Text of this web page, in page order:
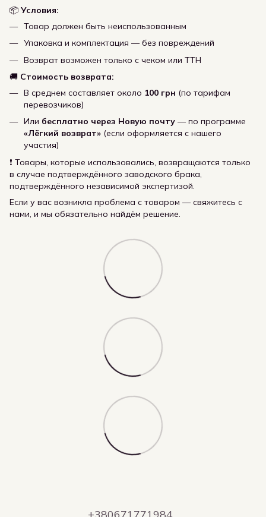
📦 Условия:
Товар должен быть неиспользованным
Упаковка и комплектация — без повреждений
Возврат возможен только с чеком или ТТН
🚚 Стоимость возврата:
В среднем составляет около 100 грн (по тарифам
перевозчиков)
Или бесплатно через Новую почту — по программе
«Лёгкий возврат» (если оформляется с нашего
участия)
❗ Товары, которые использовались, возвращаются только
в случае подтверждённого заводского брака,
подтверждённого независимой экспертизой.
Если у вас возникла проблема с товаром — свяжитесь с
нами, и мы обязательно найдём решение.
+380671771984